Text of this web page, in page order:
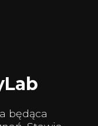
będąca